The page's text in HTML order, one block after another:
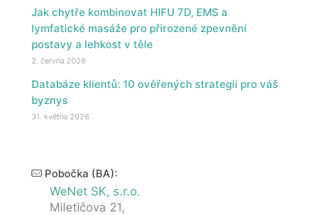
Jak chytře kombinovat HIFU 7D, EMS a
lymfatické masáže pro přirozené zpevnění
postavy a lehkost v těle
2. června 2026
Databáze klientů: 10 ověřených strategií pro váš
byznys
31. května 2026
Pobočka (BA):
WeNet SK, s.r.o.
Miletičova 21,